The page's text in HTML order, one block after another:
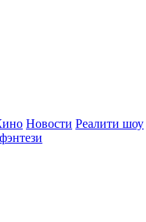
Новости Реалити шоу
фэнтези